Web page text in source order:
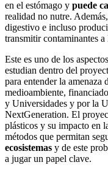
en el estómago y puede
realidad no nutre.
digestivo e incluso
transmitir contaminantes a
Este es uno de los
estudian dentro del
para entender la amenaza
medioambiente,
y Universidades y por la
NextGeneration. El
plásticos y su impacto en
métodos que permitan
ecosistemas y de este
a jugar un papel clave.